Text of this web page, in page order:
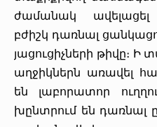
ժա­մա­նակ
բժիշկ դառ­նալ
յա­ցու­ցիչ­նե­րի թի­վը։ Ի
աղ­ջիկ­ներն ա­ռա­վել
են լա­բո­րա­տոր
խընտ­րում են դառ­նալ